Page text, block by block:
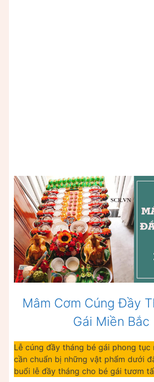
Mâm Cơm Cúng Đầy
Gái Miền Bắc
Lễ cúng đầy tháng bé gái phong tục
cần chuẩn bị những vật phẩm dưới
buổi lễ đầy tháng cho bé gái tươm